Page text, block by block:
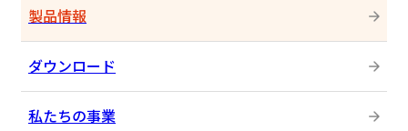
製品情報
ダウンロード
私たちの事業